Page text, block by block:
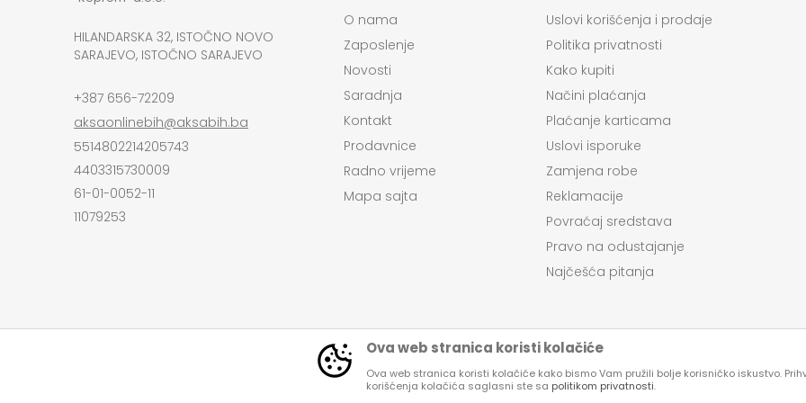
HILANDARSKA 32, ISTOČNO NOVO
SARAJEVO, ISTOČNO SARAJEVO
+387 656-72209
aksaonlinebih@aksabih.ba
5514802214205743
4403315730009
61-01-0052-11
11079253
O nama
Zaposlenje
Novosti
Saradnja
Kontakt
Prodavnice
Radno vrijeme
Mapa sajta
Uslovi korišćenja i prodaje
Politika privatnosti
Kako kupiti
Načini plaćanja
Plaćanje karticama
Uslovi isporuke
Zamjena robe
Reklamacije
Povraćaj sredstava
Pravo na odustajanje
Najčešća pitanja
Ova web stranica koristi kolačiće
Ova web stranica koristi kolačiće kako bismo Vam pružili bolje korisničko iskustvo.
korišćenja kolačića saglasni ste sa politikom privatnosti.